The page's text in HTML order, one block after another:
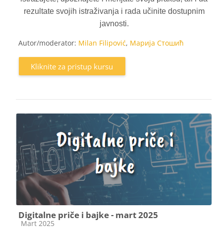
rezultate svojih istraživanja i rada učinite dostupnim
javnosti.
Autor/moderator: Milan Filipović, Марија Стошић
Kliknite za pristup kursu
Digitalne priče i bajke - mart 2025
Kategorija kursa
Mart 2025